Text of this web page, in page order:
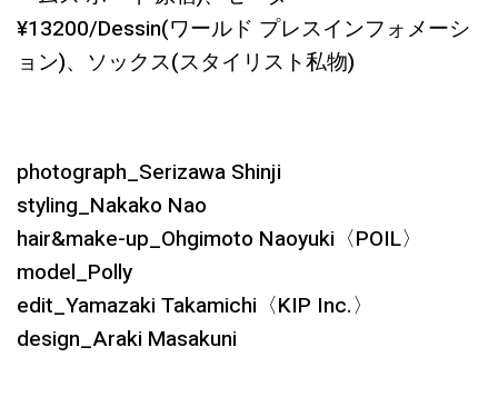
¥13200/Dessin(ワールド プレスインフォメーシ
ョン)、ソックス(スタイリスト私物)
photograph_Serizawa Shinji
styling_Nakako Nao
hair&make-up_Ohgimoto Naoyuki〈POIL〉
model_Polly
edit_Yamazaki Takamichi〈KIP Inc.〉
design_Araki Masakuni